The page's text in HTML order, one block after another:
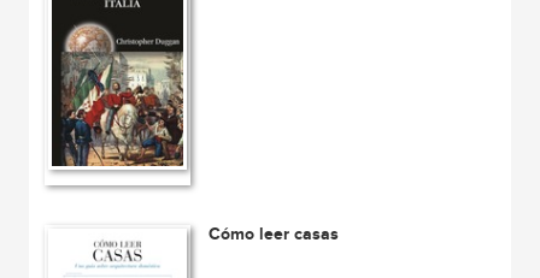
Cómo leer casas